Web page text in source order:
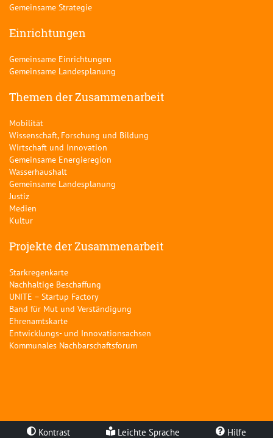
Kontrast Leichte Sprache Hilfe
Gemeinsame Strategie
Einrichtungen
Gemeinsame Einrichtungen
Gemeinsame Landesplanung
Themen der Zusammenarbeit
Mobilität
Wissenschaft, Forschung und Bildung
Wirtschaft und Innovation
Gemeinsame Energieregion
Wasserhaushalt
Gemeinsame Landesplanung
Justiz
Medien
Kultur
Projekte der Zusammenarbeit
Starkregenkarte
Nachhaltige Beschaffung
UNITE – Startup Factory
Band für Mut und Verständigung
Ehrenamtskarte
Entwicklungs- und Innovationsachsen
Kommunales Nachbarschaftsforum